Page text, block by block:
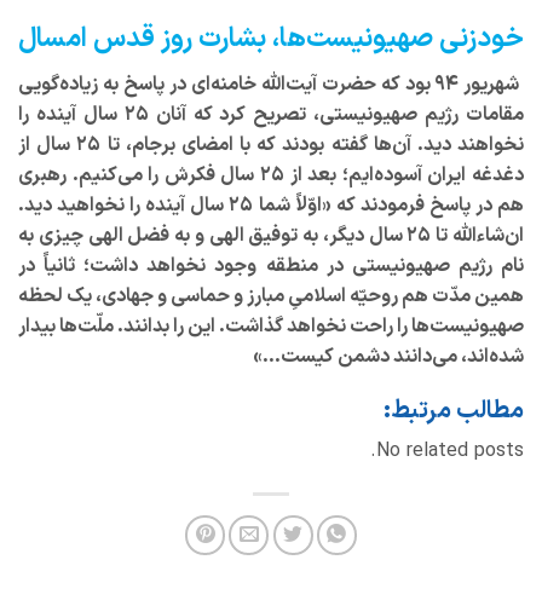
خودزنی صهیونیست‌ها، بشارت روز قدس امسال
شهریور ۹۴ بود که حضرت آیت‌الله خامنه‌ای در پاسخ به زیاده‌گویی
مقامات رژیم صهیونیستی، تصریح کرد که آنان ۲۵ سال آینده را
نخواهند دید. آن‌ها گفته بودند که با امضای برجام، تا ۲۵ سال از
دغدغه ایران آسوده‌ایم؛ بعد از ۲۵ سال فکرش را می‌کنیم. رهبری
هم در پاسخ فرمودند که «اوّلاً شما ۲۵ سال آینده را نخواهید دید.
ان‌شاءالله تا ۲۵ سال دیگر، به توفیق الهی و به فضل الهی چیزی به
نام رژیم صهیونیستی در منطقه وجود نخواهد داشت؛ ثانیاً در
همین مدّت هم روحیّه اسلامیِ مبارز و حماسی و جهادی، یک لحظه
صهیونیست‌ها را راحت نخواهد گذاشت. این را بدانند. ملّت‌ها بیدار
شده‌اند، می‌دانند دشمن کیست…»
مطالب مرتبط:
No related posts.